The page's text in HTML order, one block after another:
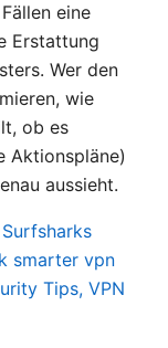
eine
Erstattung
Wer den
wie
ob es
Aktionspläne)
aussieht.
Surfsharks
smarter vpn
Tips, VPN